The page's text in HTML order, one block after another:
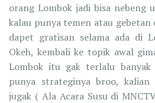
orang Lombok jadi bisa nebeng
kalau punya temen atau gebetan
dapet gratisan selama ada di
Okeh, kembali ke topik awal
Lombok itu gak terlalu
punya strateginya broo, kalian
jugak ( Ala Acara Susu di